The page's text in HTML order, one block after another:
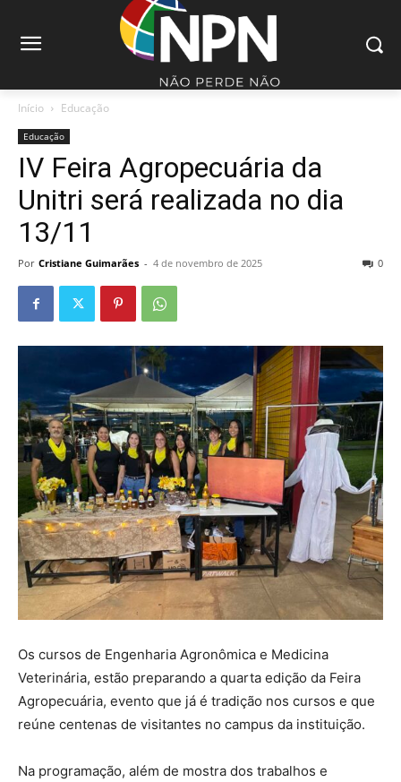
Início Educação
Educação
IV Feira Agropecuária da
Unitri será realizada no dia
13/11
Por Cristiane Guimarães - 4 de novembro de 2025 0
Os cursos de Engenharia Agronômica e Medicina
Veterinária, estão preparando a quarta edição da Feira
Agropecuária, evento que já é tradição nos cursos e que
reúne centenas de visitantes no campus da instituição.
Na programação, além de mostra dos trabalhos e